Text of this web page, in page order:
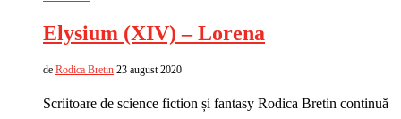
Elysium (XIV) – Lorena
de Rodica Bretin 23 august 2020
Scriitoare de science fiction și fantasy Rodica Bretin continuă